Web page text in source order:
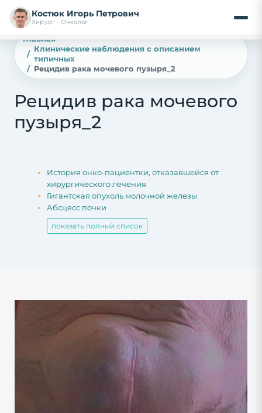
Костюк Игорь Петрович
Хирург · Онколог
Главная
Клинические наблюдения с описанием
типичных
Рецидив рака мочевого пузыря_2
Рецидив рака мочевого
пузыря_2
История онко-пациентки, отказавшейся от
хирургического лечения
Гигантская опухоль молочной железы
Абсцесс почки
показать полный список